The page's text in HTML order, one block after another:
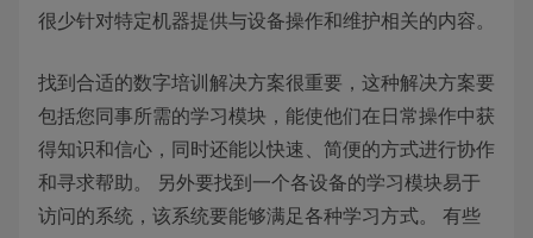
很少针对特定机器提供与设备操作和维护相关的内容。
找到合适的数字培训解决方案很重要，这种解决方案要
包括您同事所需的学习模块，能使他们在日常操作中获
得知识和信心，同时还能以快速、简便的方式进行协作
和寻求帮助。 另外要找到一个各设备的学习模块易于
访问的系统，该系统要能够满足各种学习方式。 有些